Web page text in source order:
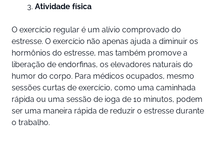
Atividade física
O exercício regular é um alívio comprovado do
estresse. O exercício não apenas ajuda a diminuir os
hormônios do estresse, mas também promove a
liberação de endorfinas, os elevadores naturais do
humor do corpo. Para médicos ocupados, mesmo
sessões curtas de exercício, como uma caminhada
rápida ou uma sessão de ioga de 10 minutos, podem
ser uma maneira rápida de reduzir o estresse durante
o trabalho.